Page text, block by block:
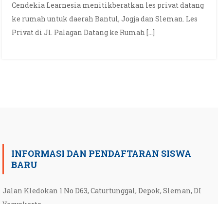
Cendekia Learnesia menitikberatkan les privat datang
ke rumah untuk daerah Bantul, Jogja dan Sleman. Les
Privat di Jl. Palagan Datang ke Rumah […]
INFORMASI DAN PENDAFTARAN SISWA
BARU
Jalan Kledokan 1 No D63, Caturtunggal, Depok, Sleman, DI